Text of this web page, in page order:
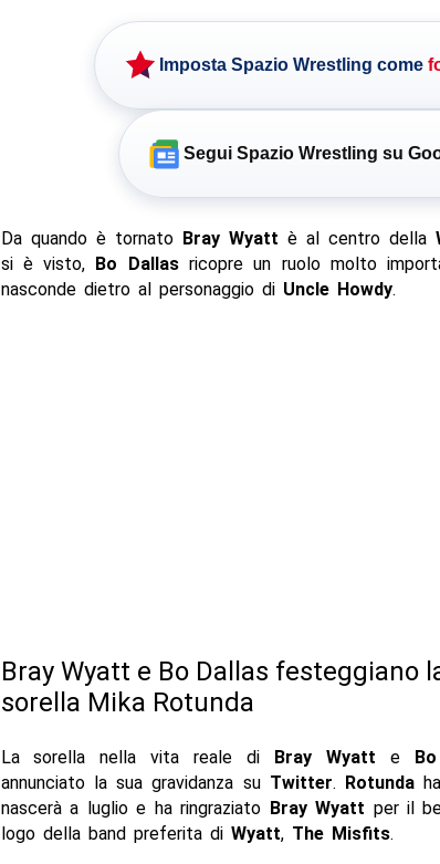
Imposta Spazio Wrestling come
Segui Spazio Wrestling su
Da quando è tornato Bray Wyatt è al centro della
si è visto, Bo Dallasricopre un ruolo molto
nasconde dietro al personaggio di Uncle Howdy.
Bray Wyatt e Bo Dallas festeggiano
sorella Mika Rotunda
La sorella nella vita reale di Bray Wyatt e
annunciato la sua gravidanza su Twitter. Rotunda
nascerà a luglio e ha ringraziato Bray Wyatt per il
logo della band preferita di Wyatt, The Misfits.